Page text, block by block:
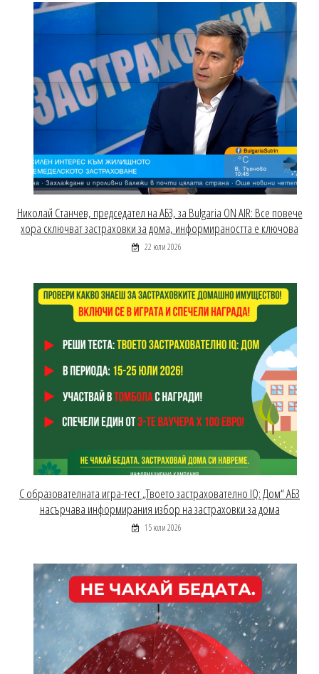
Николай Станчев, председател на АБЗ, за Bulgaria ON AIR: Все повече
хора сключват застраховки за дома, информираността е ключова
22 юли 2026
С образователната игра-тест „Твоето застрахователно IQ: Дом“ АБЗ
насърчава информирания избор на застраховки за дома
15 юли 2026